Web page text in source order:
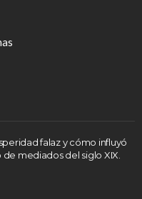
falaz y cómo influyó
mediados del siglo XIX.